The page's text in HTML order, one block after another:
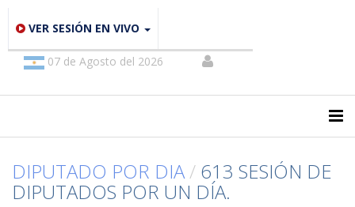
VER SESIÓN EN VIVO
07 de Agosto del 2026
DIPUTADO POR DIA/ 613 SESIÓN DE
DIPUTADOS POR UN DÍA.